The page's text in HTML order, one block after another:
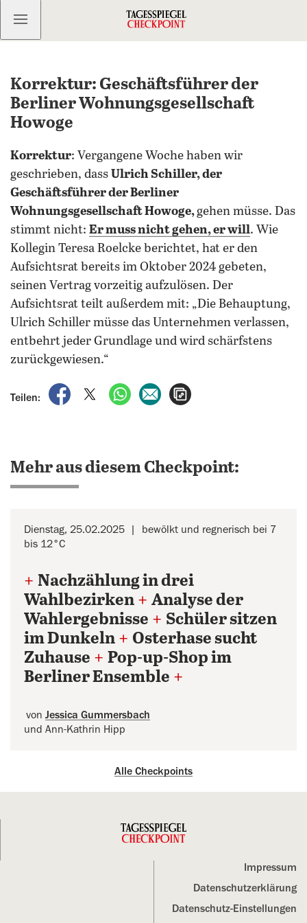
Kostenlos anmelden
Korrektur: Geschäftsführer der
Berliner Wohnungsgesellschaft
Howoge
Korrektur: Vergangene Woche haben wir
geschrieben, dass Ulrich Schiller, der
Geschäftsführer der Berliner
Wohnungsgesellschaft Howoge,gehen müsse. Das
stimmt nicht: Er muss nicht gehen, er will. Wie
Kollegin Teresa Roelcke berichtet, hat er den
Aufsichtsrat bereits im Oktober 2024 gebeten,
seinen Vertrag vorzeitig aufzulösen. Der
Aufsichtsrat teilt außerdem mit: „Die Behauptung,
Ulrich Schiller müsse das Unternehmen verlassen,
entbehrt jeder Grundlage und wird schärfstens
zurückgewiesen.“
Teilen:
auf Facebook teilen
auf X teilenper WhatsApp teilen
per E-Mail teilen
Mehr aus diesem Checkpoint:
Dienstag, 25.02.2025
bewölkt und regnerisch bei 7
bis 12°C
+ Nachzählung in drei
Wahlbezirken + Analyse der
Wahlergebnisse + Schüler sitzen
im Dunkeln + Osterhase sucht
Zuhause + Pop-up-Shop im
Berliner Ensemble +
von Jessica Gummersbach
und Ann-Kathrin Hipp
Alle Checkpoints
Impressum
Datenschutz­erklärung
Datenschutz-Einstellungen